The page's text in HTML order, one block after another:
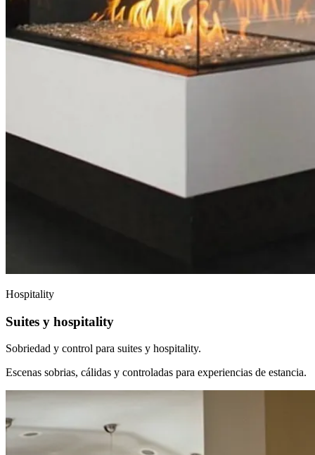
Hospitality
Suites y hospitality
Sobriedad y control para suites y hospitality.
Escenas sobrias, cálidas y controladas para experiencias de estancia.